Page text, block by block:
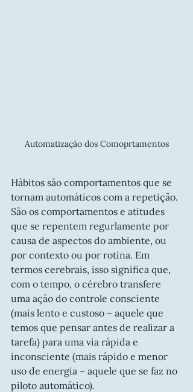
Automatização dos Comoprtamentos
Hábitos são comportamentos que se
tornam automáticos com a repetição.
São os comportamentos e atitudes
que se repentem regurlamente por
causa de aspectos do ambiente, ou
por contexto ou por rotina. Em
termos cerebrais, isso significa que,
com o tempo, o cérebro transfere
uma ação do controle consciente
(mais lento e custoso – aquele que
temos que pensar antes de realizar a
tarefa) para uma via rápida e
inconsciente (mais rápido e menor
uso de energia – aquele que se faz no
piloto automático).